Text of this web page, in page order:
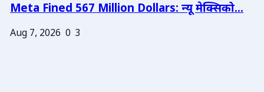
Meta Fined 567 Million Dollars: न्यू मेक्सिको...
Aug 7, 2026 0 3